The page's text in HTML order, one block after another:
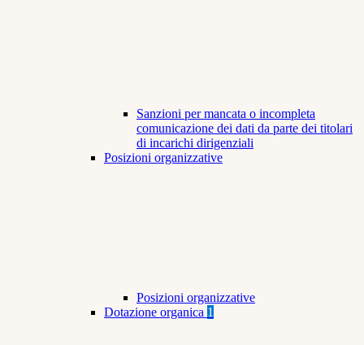
Sanzioni per mancata o incompleta
comunicazione dei dati da parte dei titolari
di incarichi dirigenziali
Posizioni organizzative
Posizioni organizzative
Dotazione organica 1